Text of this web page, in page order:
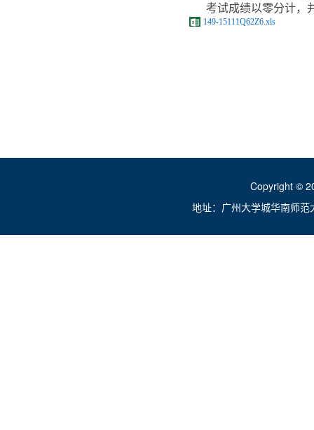
考试成绩以零分计，
149-15111Q62Z6.xls
Copyright ©
地址：广州大学城华南